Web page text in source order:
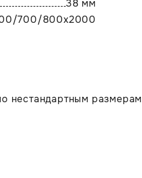
38 мм
700/800х2000
нестандартным размерам